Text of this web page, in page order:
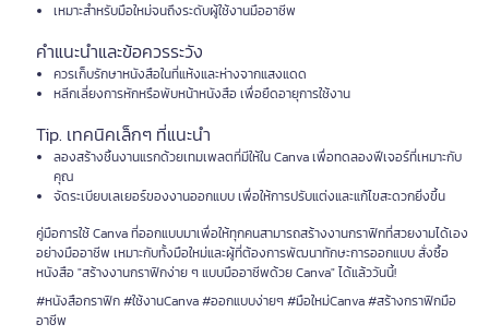
เหมาะสำหรับมือใหม่จนถึงระดับผู้ใช้งานมืออาชีพ
คำแนะนำและข้อควรระวัง
ควรเก็บรักษาหนังสือในที่แห้งและห่างจากแสงแดด
หลีกเลี่ยงการหักหรือพับหน้าหนังสือ เพื่อยืดอายุการใช้งาน
Tip. เทคนิคเล็กๆ ที่แนะนำ
ลองสร้างชิ้นงานแรกด้วยเทมเพลตที่มีให้ใน Canva เพื่อทดลองฟีเจอร์ที่เหมาะกับ
คุณ
จัดระเบียบเลเยอร์ของงานออกแบบ เพื่อให้การปรับแต่งและแก้ไขสะดวกยิ่งขึ้น
คู่มือการใช้ Canva ที่ออกแบบมาเพื่อให้ทุกคนสามารถสร้างงานกราฟิกที่สวยงามได้เอง
อย่างมืออาชีพ เหมาะกับทั้งมือใหม่และผู้ที่ต้องการพัฒนาทักษะการออกแบบ สั่งซื้อ
หนังสือ "สร้างงานกราฟิกง่าย ๆ แบบมืออาชีพด้วย Canva" ได้แล้ววันนี้!
#หนังสือกราฟิก #ใช้งานCanva #ออกแบบง่ายๆ #มือใหม่Canva #สร้างกราฟิกมือ
อาชีพ